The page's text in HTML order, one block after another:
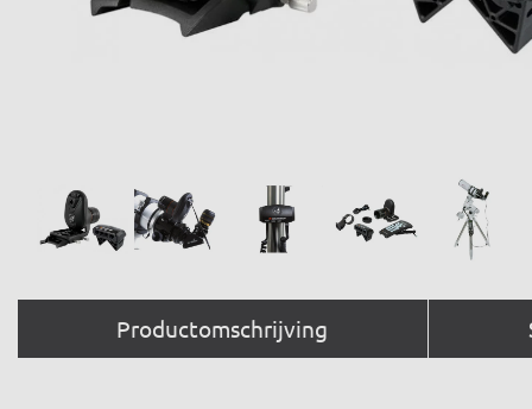
Productomschrijving